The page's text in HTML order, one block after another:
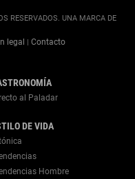
RESERVADOS. UNA MARCA DE
legal | Contacto
al Paladar
DE VIDA
Hombre